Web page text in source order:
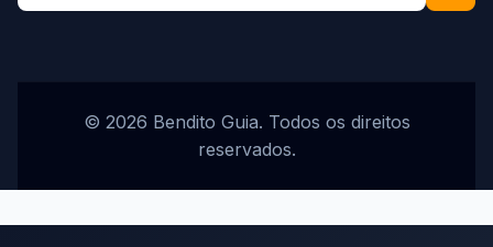
© 2026 Bendito Guia. Todos os direitos
reservados.